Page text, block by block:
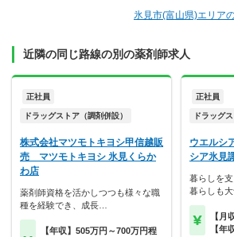
氷見市(富山県)エリア
近隣の同じ路線の別の薬剤師求人
正社員
ドラッグストア（調剤併設）
株式会社マツモトキヨシ甲信越販
売 マツモトキヨシ 氷見くらか
わ店
薬剤師資格を活かしつつも様々な職
種を経験でき、成長…
【年収】505万円～700万円程
正社員
ドラッグ
ウエルシ
シア氷見
暮らしを
暮らしも
【月
【年